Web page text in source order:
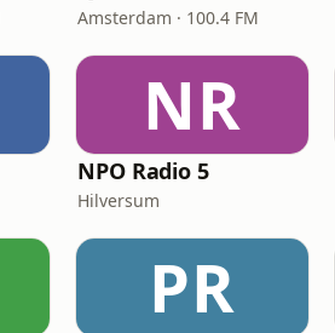
Amsterdam · 100.4 FM
NR
NPO Radio 5
Hilversum
PR